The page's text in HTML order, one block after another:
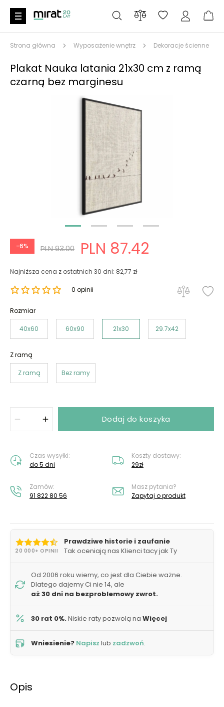
Strona główna Wyposażenie wnętrz Dekoracje ścienne
Plakat Nauka latania 21x30 cm z ramą
czarną bez marginesu
-6% PLN 93.00 PLN 87.42
Najniższa cena z ostatnich 30 dni: 82,77 zł
0 opinii
Rozmiar
40x60 60x90 21x30 29.7x42
Z ramą
Z ramą Bez ramy
Dodaj do koszyka
Czas wysyłki:
do 5 dni
Koszty dostawy:
29zł
Zamów:
91 822 80 56
Masz pytania?
Zapytaj o produkt
20 000+ OPINII
Prawdziwe historie i zaufanie
Tak oceniają nas Klienci tacy jak Ty
Od 2006 roku wiemy, co jest dla Ciebie ważne.
Dlatego dajemy Ci nie 14, ale
aż 30 dni na bezproblemowy zwrot.
30 rat 0%.Niskie raty pozwolą na Więcej
Wniesienie? Napisz lub zadzwoń.
Opis